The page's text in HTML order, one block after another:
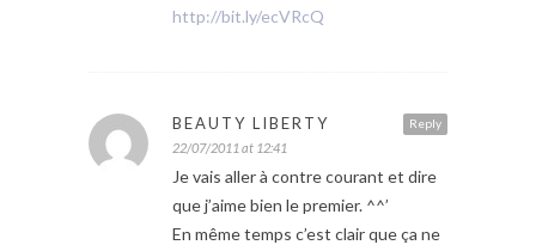
http://bit.ly/ecVRcQ
Reply
BEAUTY LIBERTY
22/07/2011 at 12:41
Je vais aller à contre courant et dire
que j’aime bien le premier. ^^’
En même temps c’est clair que ça ne